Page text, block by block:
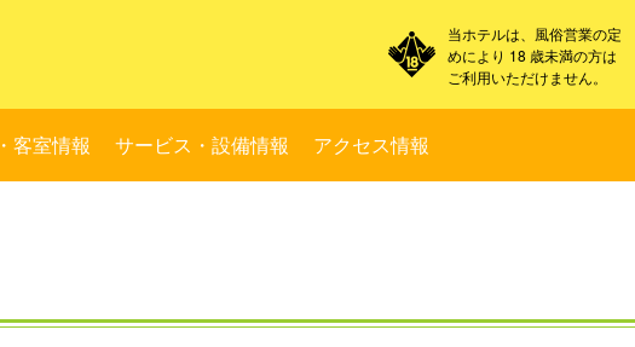
当ホテルは、風俗営業の定
めにより 18 歳未満の方は
ご利用いただけません。
客室情報 サービス・設備情報 アクセス情報